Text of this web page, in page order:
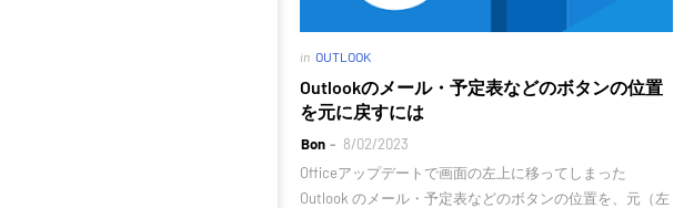
in OUTLOOK
Outlookのメール・予定表などのボタンの位置
を元に戻すには
Bon
8/02/2023
Officeアップデートで画面の左上に移ってしまった
Outlook のメール・予定表などのボタンの位置を、元（左